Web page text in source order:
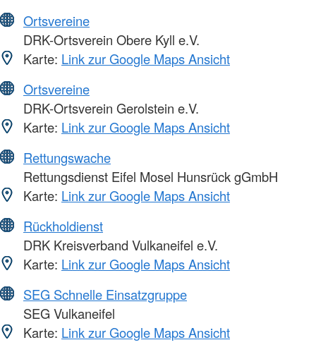
Ortsvereine
DRK-Ortsverein Obere Kyll e.V.
Karte: Link zur Google Maps Ansicht
Ortsvereine
DRK-Ortsverein Gerolstein e.V.
Karte: Link zur Google Maps Ansicht
Rettungswache
Rettungsdienst Eifel Mosel Hunsrück gGmbH
Karte: Link zur Google Maps Ansicht
Rückholdienst
DRK Kreisverband Vulkaneifel e.V.
Karte: Link zur Google Maps Ansicht
SEG Schnelle Einsatzgruppe
SEG Vulkaneifel
Karte: Link zur Google Maps Ansicht